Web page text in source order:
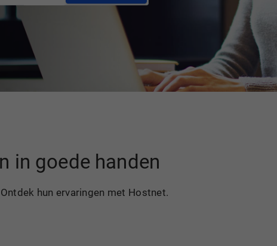
in goede handen
hun ervaringen met Hostnet.